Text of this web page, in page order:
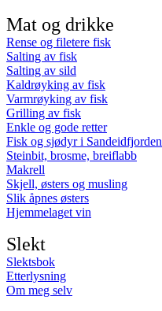
Mat og drikke
Rense og filetere fisk
Salting av fisk
Salting av sild
Kaldrøyking av fisk
Varmrøyking av fisk
Grilling av fisk
Enkle og gode retter
Fisk og sjødyr i Sandeidfjorden
Steinbit, brosme, breiflabb
Makrell
Skjell, østers og musling
Slik åpnes østers
Hjemmelaget vin
Slekt
Slektsbok
Etterlysning
Om meg selv